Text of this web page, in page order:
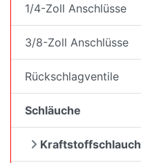
1/4-Zoll Anschlüsse
3/8-Zoll Anschlüsse
Rückschlagventile
Schläuche
Kraftstoffschlauch